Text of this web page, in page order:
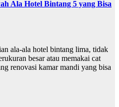
Ala Hotel Bintang 5 yang Bisa
ala-ala hotel bintang lima, tidak
besar atau memakai cat
renovasi kamar mandi yang bisa